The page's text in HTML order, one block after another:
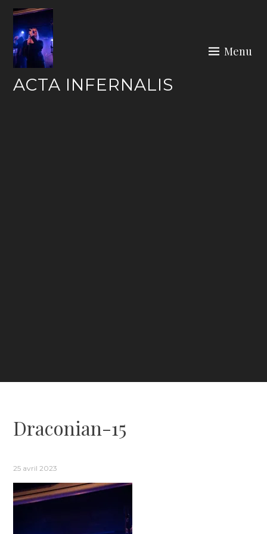
Skip
content
ACTA INFERNALIS
Menu
Draconian-15
25 avril 2023